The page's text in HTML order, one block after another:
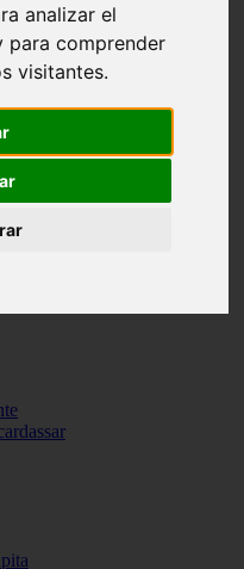
analizar el
para comprender
visitantes.